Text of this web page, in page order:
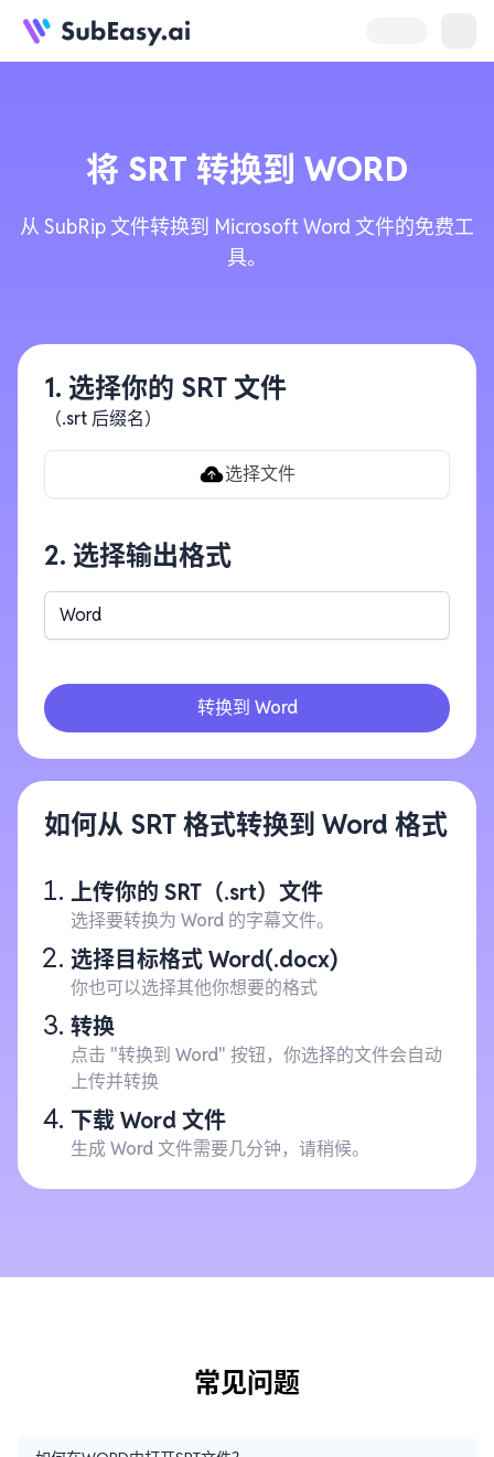
将 SRT 转换到 WORD
从 SubRip 文件转换到 Microsoft Word 文件的免费工
具。
1. 选择你的 SRT 文件
（.srt 后缀名）
选择文件
2. 选择输出格式
Word
转换到 Word
如何从 SRT 格式转换到 Word 格式
上传你的 SRT（.srt）文件
选择要转换为 Word 的字幕文件。
选择目标格式 Word(.docx)
你也可以选择其他你想要的格式
转换
点击 "转换到 Word" 按钮，你选择的文件会自动
上传并转换
下载 Word 文件
生成 Word 文件需要几分钟，请稍候。
常见问题